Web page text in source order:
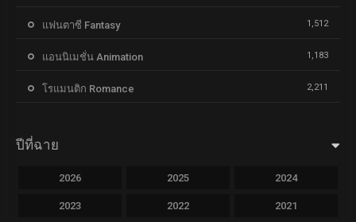
แฟนตาซี Fantasy 1,512
แอนนิเมชั่น Animation 1,183
โรแมนติก Romance 2,211
ปีที่ฉาย
2026 2025 2024
2023 2022 2021